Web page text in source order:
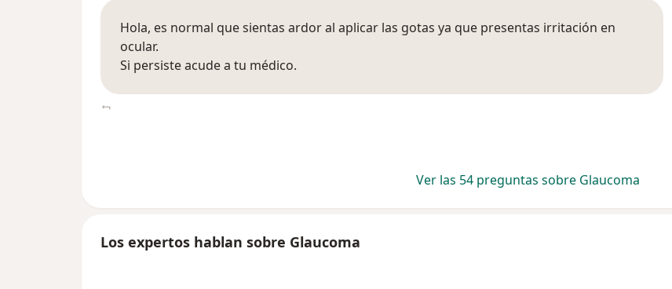
Hola, es normal que sientas ardor al aplicar las gotas ya que presentas irritación en
ocular.
Si persiste acude a tu médico.
Ver las 54 preguntas sobre Glaucoma
Los expertos hablan sobre Glaucoma